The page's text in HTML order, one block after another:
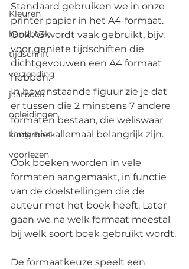
Kleuren
handboek
tijdschrift
verzending
jaarboek
opleidingen
kinderboek
voorlezen
Standaard gebruiken we in onze
printer papier in het A4-formaat.
Ook A3 wordt vaak gebruikt, bijv.
voor geniete tijdschiften die
dichtgevouwen een A4 formaat
hebben.
In bovenstaande figuur zie je dat
er tussen die 2 minstens 7 andere
formaten bestaan, die weliswaar
lang niet allemaal belangrijk zijn.
Ook boeken worden in vele
formaten aangemaakt, in functie
van de doelstellingen die de
auteur met het boek heeft. Later
gaan we na welk formaat meestal
bij welk soort boek gebruikt wordt.
De formaatkeuze speelt een